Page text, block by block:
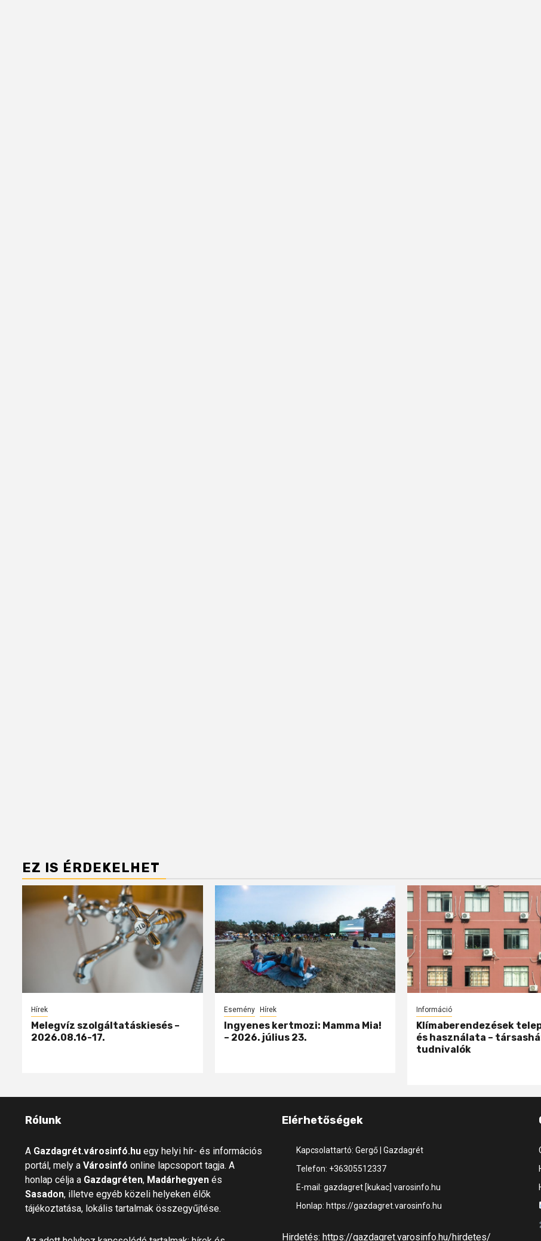
EZ IS ÉRDEKELHET
Hírek
Melegvíz szolgáltatáskiesés –
2026.08.16-17.
Esemény Hírek
Ingyenes kertmozi: Mamma Mia!
– 2026. július 23.
Információ
Klímaberendezések
és használata –
tudnivalók
Rólunk
A Gazdagrét.városinfó.hu egy helyi hír- és információs
portál, mely a Városinfó online lapcsoport tagja. A
honlap célja a Gazdagréten, Madárhegyen és
Sasadon, illetve egyéb közeli helyeken élők
tájékoztatása, lokális tartalmak összegyűjtése.
Elérhetőségek
Kapcsolattartó: Gergő | Gazdagrét
Telefon: +36305512337
E-mail: gazdagret [kukac] varosinfo.hu
Honlap: https://gazdagret.varosinfo.hu
Hirdetés: https://gazdagret.varosinfo.hu/hirdetes/